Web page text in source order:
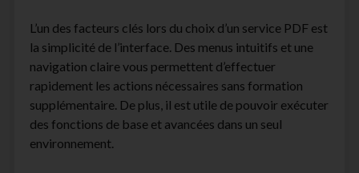
L’un des facteurs clés lors du choix d’un service PDF est
la simplicité de l’interface. Des menus intuitifs et une
navigation claire vous permettent d’effectuer
rapidement les actions nécessaires sans formation
supplémentaire. De plus, il est utile de pouvoir exécuter
des fonctions de base et avancées dans un seul
environnement.